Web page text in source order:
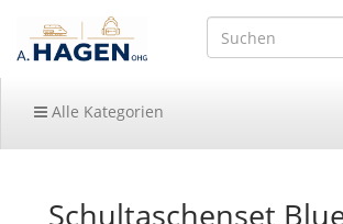
Alle Kategorien
Schultaschenset